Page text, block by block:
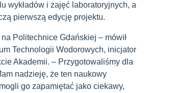
wykładów i zajęć laboratoryjnych, a
pierwszą edycję projektu.
Politechnice Gdańskiej – mówił
Technologii Wodorowych, inicjator
Akademii. – Przygotowaliśmy dla
nadzieję, że ten naukowy
go zapamiętać jako ciekawy,